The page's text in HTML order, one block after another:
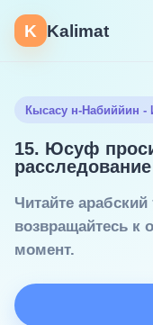
K Kalimat
Кысасу н-Набиййин -
15. Юсуф
расследование
Читайте
возвращайтесь к
момент.